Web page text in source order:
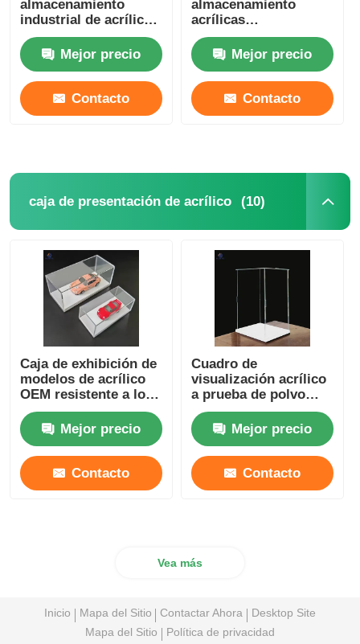
almacenamiento
industrial de acrílico
rectangular
Organizador de
maquillaje acrílico
Mejor precio
Contacto
almacenamiento
acrílicas
transparentes de alta
transparencia
Mejor precio
Contacto
caja de presentación de acrílico (10)
Caja de exhibición de
modelos de acrílico
OEM resistente a los
arañazos para
exhibición de
colecciones
personales
Mejor precio
Contacto
Cuadro de
visualización acrílico
a prueba de polvo
multifuncional
Logotipo
personalizable claro
Mejor precio
Contacto
Vea más
Inicio Mapa del Sitio Contactar Ahora
Desktop Site
Mapa del Sitio
Política de privacidad